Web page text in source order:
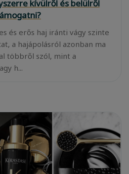
kívülről és belülről
és erős haj iránti vágy szinte
a hajápolásról azonban ma
többről szól, mint a
h...